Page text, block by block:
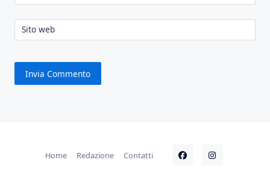
Sito web
Home Redazione Contatti